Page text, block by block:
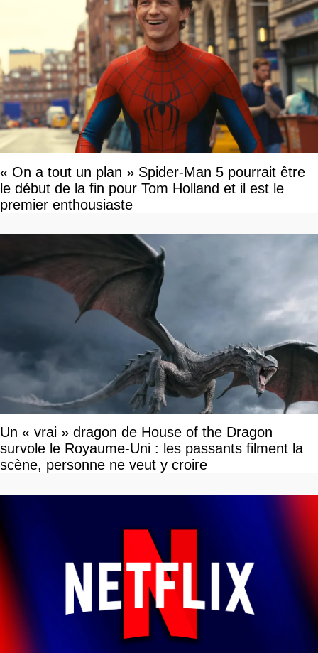
« On a tout un plan » Spider-Man 5 pourrait être
le début de la fin pour Tom Holland et il est le
premier enthousiaste
Un « vrai » dragon de House of the Dragon
survole le Royaume-Uni : les passants filment la
scène, personne ne veut y croire